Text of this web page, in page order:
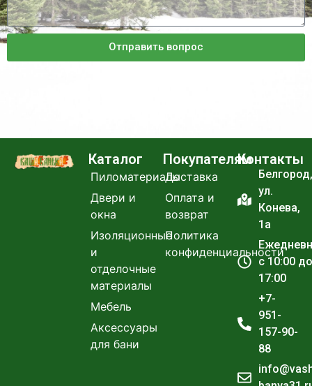
Отправить вопрос
Каталог
Пиломатериалы
Двери и
окна
Изоляционные
и
отделочные
материалы
Мебель
Аксессуары
для бани
Покупателям
Доставка
Оплата и
возврат
Политика
конфиденциальности
Контакты
Белгород,
ул.
Конева,
1а
с 10:00 до
17:00
+7-
951-
157-90-
88